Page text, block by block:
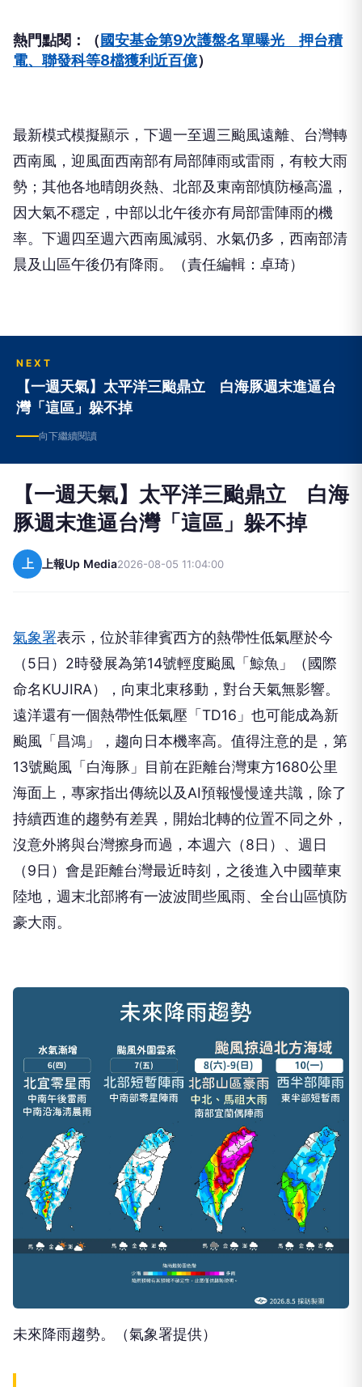
熱門點閱：（國安基金第9次護盤名單曝光 押台積
電、聯發科等8檔獲利近百億）
最新模式模擬顯示，下週一至週三颱風遠離、台灣轉
西南風，迎風面西南部有局部陣雨或雷雨，有較大雨
勢；其他各地晴朗炎熱、北部及東南部慎防極高溫，
因大氣不穩定，中部以北午後亦有局部雷陣雨的機
率。下週四至週六西南風減弱、水氣仍多，西南部清
晨及山區午後仍有降雨。（責任編輯：卓琦）
NEXT
【一週天氣】太平洋三颱鼎立 白海豚週末進逼台
灣「這區」躲不掉
向下繼續閱讀
【一週天氣】太平洋三颱鼎立 白海
豚週末進逼台灣「這區」躲不掉
上 上報Up Media2026-08-05 11:04:00
氣象署表示，位於菲律賓西方的熱帶性低氣壓於今
（5日）2時發展為第14號輕度颱風「鯨魚」（國際
命名KUJIRA），向東北東移動，對台天氣無影響。
遠洋還有一個熱帶性低氣壓「TD16」也可能成為新
颱風「昌鴻」，趨向日本機率高。值得注意的是，第
13號颱風「白海豚」目前在距離台灣東方1680公里
海面上，專家指出傳統以及AI預報慢慢達共識，除了
持續西進的趨勢有差異，開始北轉的位置不同之外，
沒意外將與台灣擦身而過，本週六（8日）、週日
（9日）會是距離台灣最近時刻，之後進入中國華東
陸地，週末北部將有一波波間些風雨、全台山區慎防
豪大雨。
未來降雨趨勢。（氣象署提供）